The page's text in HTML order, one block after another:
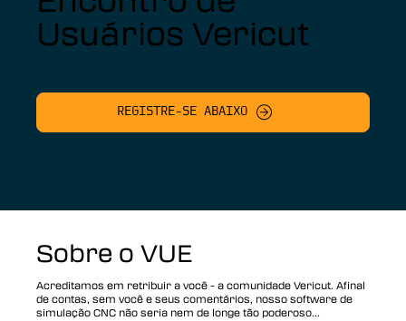
Usuários Vericut
REGISTRE-SE ABAIXO
Sobre o VUE
Acreditamos em retribuir a você - a comunidade Vericut. Afinal
de contas, sem você e seus comentários, nosso software de
simulação CNC não seria nem de longe tão poderoso...